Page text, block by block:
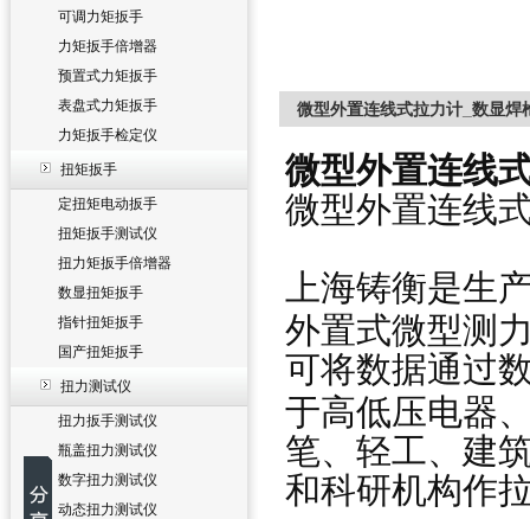
可调力矩扳手
力矩扳手倍增器
预置式力矩扳手
表盘式力矩扳手
力矩扳手检定仪
扭矩扳手
定扭矩电动扳手
扭矩扳手测试仪
扭力矩扳手倍增器
数显扭矩扳手
指针扭矩扳手
国产扭矩扳手
扭力测试仪
扭力扳手测试仪
瓶盖扭力测试仪
数字扭力测试仪
动态扭力测试仪
微型外置连线式拉力计_数显焊
微型外置连线
微型外置连线
上海铸衡是生
外置式微型测
可将数据通过
于高低压电器
笔、轻工、建
和科研机构作